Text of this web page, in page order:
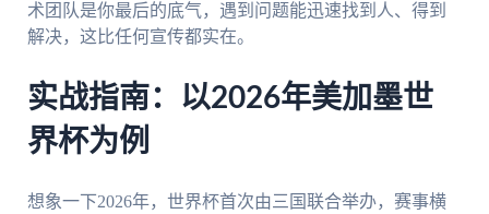
术团队是你最后的底气，遇到问题能迅速找到人、得到
解决，这比任何宣传都实在。
实战指南：以2026年美加墨世
界杯为例
想象一下2026年，世界杯首次由三国联合举办，赛事横